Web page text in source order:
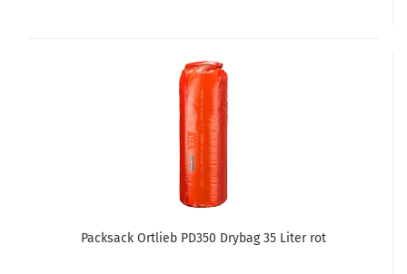
Packsack Ortlieb PD350 Drybag 35 Liter rot